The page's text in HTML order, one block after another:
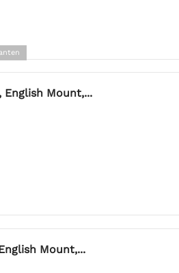
English Mount,...
Mount,...